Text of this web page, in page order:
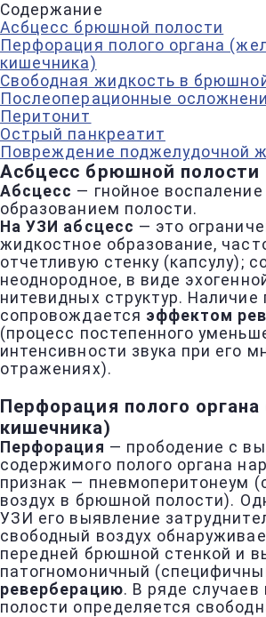
Содержание
Асбцесс брюшной полости
Перфорация полого органа
кишечника)
Свободная жидкость в
Послеоперационные
Перитонит
Острый панкреатит
Повреждение поджелудочной
Асбцесс брюшной полости
Абсцесс — гнойное воспаление
образованием полости.
На УЗИ абсцесс — это
жидкостное образование,
отчетливую стенку (капсулу);
неоднородное, в виде
нитевидных структур. Наличие
сопровождается эффектом
(процесс постепенного
интенсивности звука при его
отражениях).
Перфорация полого
кишечника)
Перфорация — прободение с
содержимого полого органа
признак — пневмоперитонеум
воздух в брюшной полости).
УЗИ его выявление
свободный воздух
передней брюшной стенкой и
патогномоничный
реверберацию. В ряде
полости определяется